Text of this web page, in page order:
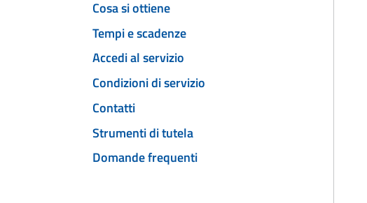
Cosa si ottiene
Tempi e scadenze
Accedi al servizio
Condizioni di servizio
Contatti
Strumenti di tutela
Domande frequenti